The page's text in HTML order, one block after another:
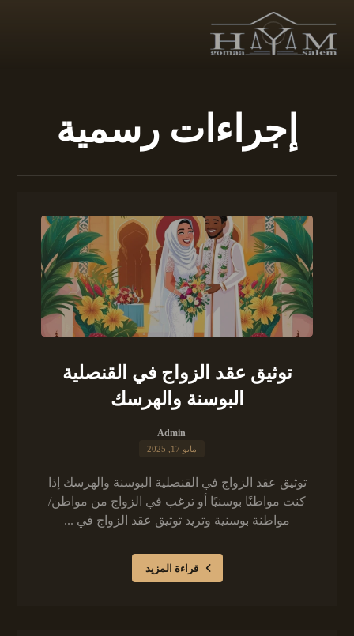
إجراءات رسمية
توثيق عقد الزواج في القنصلية
البوسنة والهرسك
Admin
مايو 17, 2025
توثيق عقد الزواج في القنصلية البوسنة والهرسك إذا
كنت مواطنًا بوسنيًا أو ترغب في الزواج من مواطن/
مواطنة بوسنية وتريد توثيق عقد الزواج في ...
قراءة المزيد